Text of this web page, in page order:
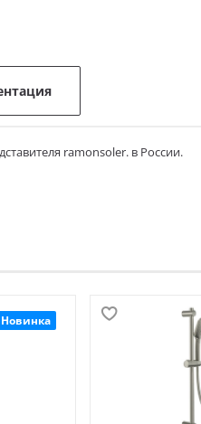
ramonsoler. в России.
Новинка